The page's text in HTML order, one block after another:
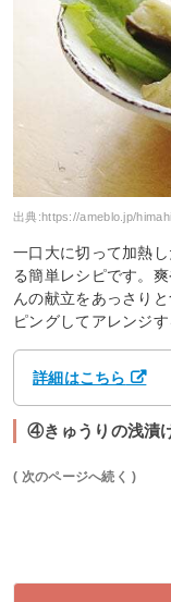
出典: https://ameblo.jp/
一口大に切って加熱
る簡単レシピです。
んの献立をあっさり
ピングしてアレンジ
詳細はこちら
④きゅうりの浅漬
( 次のページへ続く )